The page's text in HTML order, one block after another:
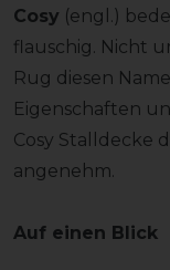
Cosy (engl.)
flauschig. Nicht
Rug diesen
Eigenschaften
Cosy Stalldecke
angenehm.
Auf einen Blick